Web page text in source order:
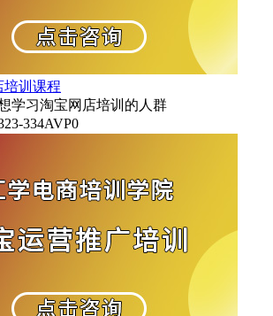
培训课程
学习淘宝网店培训的人群
334AVP0